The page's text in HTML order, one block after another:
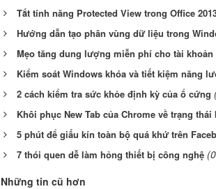
Tắt tính năng Protected View trong Office
Hướng dẫn tạo phân vùng dữ liệu trong
Mẹo tăng dung lượng miễn phí cho tài khoản
Kiểm soát Windows khóa và tiết kiệm năng
2 cách kiểm tra sức khỏe định kỳ của ổ cứng
Khôi phục New Tab của Chrome về trạng thái
5 phút để giấu kín toàn bộ quá khứ trên
7 thói quen dễ làm hỏng thiết bị công nghệ
Những tin cũ hơn